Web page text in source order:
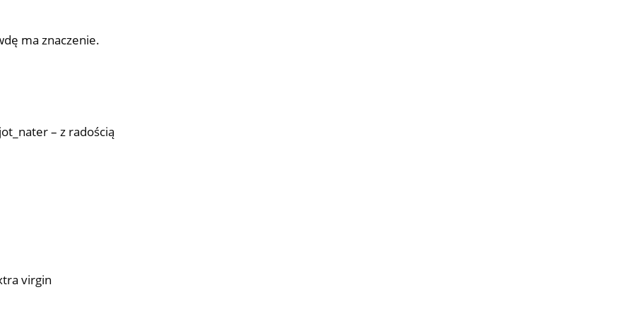
ma znaczenie.
– z radością
virgin